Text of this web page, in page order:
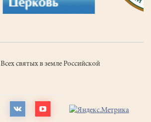
святых в земле Российской